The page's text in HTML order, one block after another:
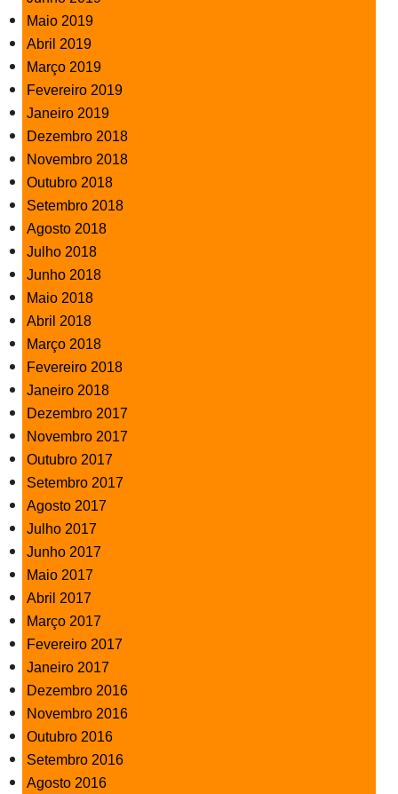
Maio 2019
Abril 2019
Março 2019
Fevereiro 2019
Janeiro 2019
Dezembro 2018
Novembro 2018
Outubro 2018
Setembro 2018
Agosto 2018
Julho 2018
Junho 2018
Maio 2018
Abril 2018
Março 2018
Fevereiro 2018
Janeiro 2018
Dezembro 2017
Novembro 2017
Outubro 2017
Setembro 2017
Agosto 2017
Julho 2017
Junho 2017
Maio 2017
Abril 2017
Março 2017
Fevereiro 2017
Janeiro 2017
Dezembro 2016
Novembro 2016
Outubro 2016
Setembro 2016
Agosto 2016